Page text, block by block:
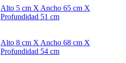
Alto 5 cm X Ancho 65 cm X
Profundidad 51 cm
Alto 8 cm X Ancho 68 cm X
Profundidad 54 cm